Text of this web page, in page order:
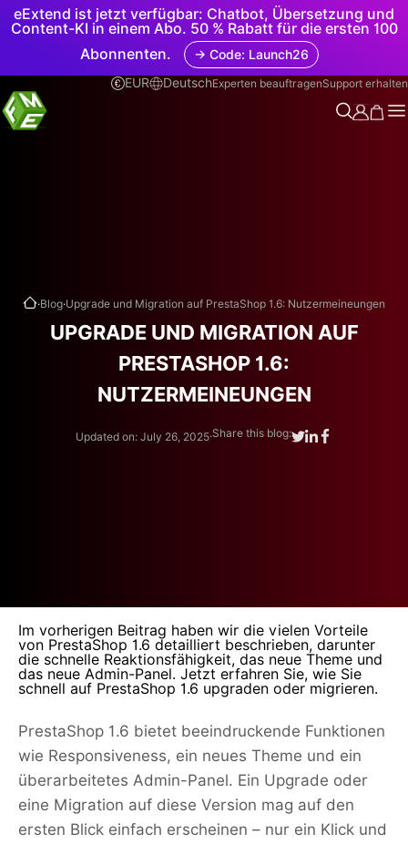
eExtend ist jetzt verfügbar: Chatbot, Übersetzung und
Content-KI in einem Abo. 50 % Rabatt für die ersten 100
Abonnenten.
→ Code: Launch26
EUR
DeutschExperten beauftragenSupport erhalten
.Blog.Upgrade und Migration auf PrestaShop 1.6: Nutzermeineungen
UPGRADE UND MIGRATION AUF
PRESTASHOP 1.6:
NUTZERMEINEUNGEN
Updated on: July 26, 2025.Share this blog:
Im vorherigen Beitrag haben wir die vielen Vorteile
von PrestaShop 1.6 detailliert beschrieben, darunter
die schnelle Reaktionsfähigkeit, das neue Theme und
das neue Admin-Panel. Jetzt erfahren Sie, wie Sie
schnell auf PrestaShop 1.6 upgraden oder migrieren.
PrestaShop 1.6 bietet beeindruckende Funktionen
wie Responsiveness, ein neues Theme und ein
überarbeitetes Admin-Panel. Ein Upgrade oder
eine Migration auf diese Version mag auf den
ersten Blick einfach erscheinen – nur ein Klick und